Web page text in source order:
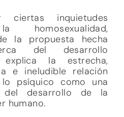
ciertas inquietudes
la propuesta hecha
del desarrollo
explica la estrecha,
e ineludible relación
psíquico como una
desarrollo de la
humano.